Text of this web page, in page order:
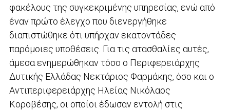
φακέλους της συγκεκριμένης υπηρεσίας, ενώ από
έναν πρώτο έλεγχο που διενεργήθηκε
διαπιστώθηκε ότι υπήρχαν εκατοντάδες
παρόμοιες υποθέσεις. Για τις ατασθαλίες αυτές,
άμεσα ενημερώθηκαν τόσο ο Περιφερειάρχης
Δυτικής Ελλάδας Νεκτάριος Φαρμάκης, όσο και ο
Αντιπεριφερειάρχης Ηλείας Νικόλαος
Κοροβέσης, οι οποίοι έδωσαν εντολή στις